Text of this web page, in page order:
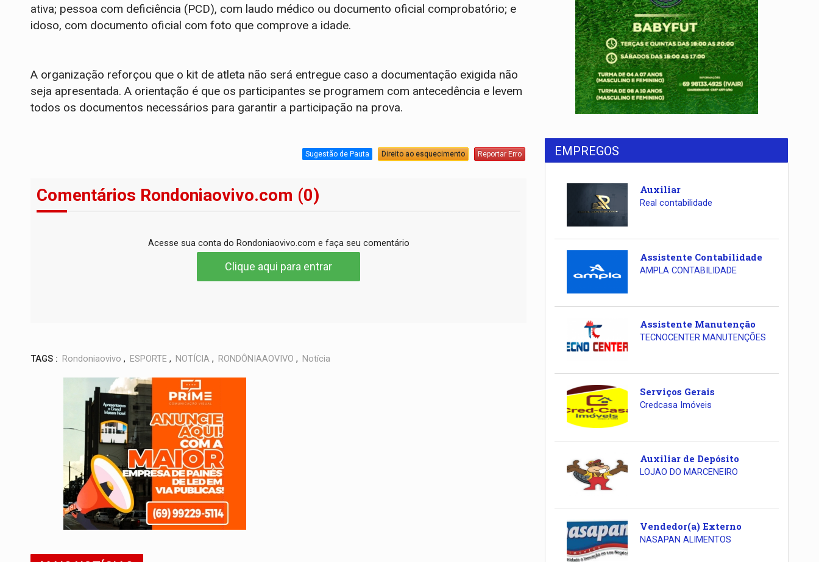
ativa; pessoa com deficiência (PCD), com laudo médico ou documento oficial comprobatório; e
idoso, com documento oficial com foto que comprove a idade.
A organização reforçou que o kit de atleta não será entregue caso a documentação exigida não
seja apresentada. A orientação é que os participantes se programem com antecedência e levem
todos os documentos necessários para garantir a participação na prova.
Sugestão de Pauta Direito ao esquecimento Reportar Erro
Comentários Rondoniaovivo.com (0)
Acesse sua conta do Rondoniaovivo.com e faça seu comentário
Clique aqui para entrar
TAGS : Rondoniaovivo , ESPORTE , NOTÍCIA , RONDÔNIAAOVIVO , Notícia
EMPREGOS
Auxiliar
Real contabilidade
Assistente Contabilidade
AMPLA CONTABILIDADE
Assistente Manutenção
TECNOCENTER MANUTENÇÕES
Serviços Gerais
Credcasa Imóveis
Auxiliar de Depósito
LOJAO DO MARCENEIRO
Vendedor(a) Externo
NASAPAN ALIMENTOS